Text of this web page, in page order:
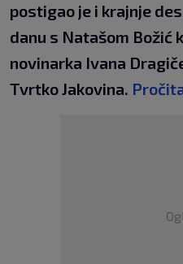
postigao je i krajnje
danu s Natašom Božić
novinarka Ivana
Tvrtko Jakovina.